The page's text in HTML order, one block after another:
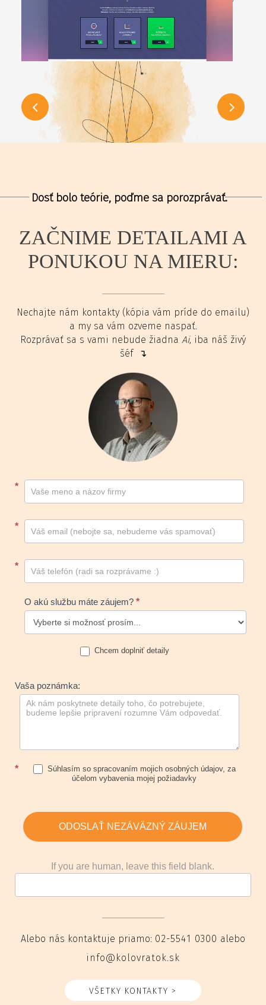
Dosť bolo teórie, poďme sa porozprávať.
ZAČNIME DETAILAMI A
PONUKOU NA MIERU:
Nechajte nám kontakty (kópia vám príde do emailu)
a my sa vám ozveme naspať.
Rozprávať sa s vami nebude žiadna Ai, iba náš živý
šéf ↴
Kontakt
footer
*
*
*
O akú službu máte záujem? *
Chcem doplniť detaily
Vaša poznámka:
*
Súhlasím so spracovaním mojich osobných údajov, za
účelom vybavenia mojej požiadavky
ODOSLAŤ NEZÁVÄZNÝ ZÁUJEM
If you are human, leave this field blank.
Alebo nás kontaktuje priamo: 02-5541 0300 alebo
info@kolovratok.sk
VŠETKY KONTAKTY >